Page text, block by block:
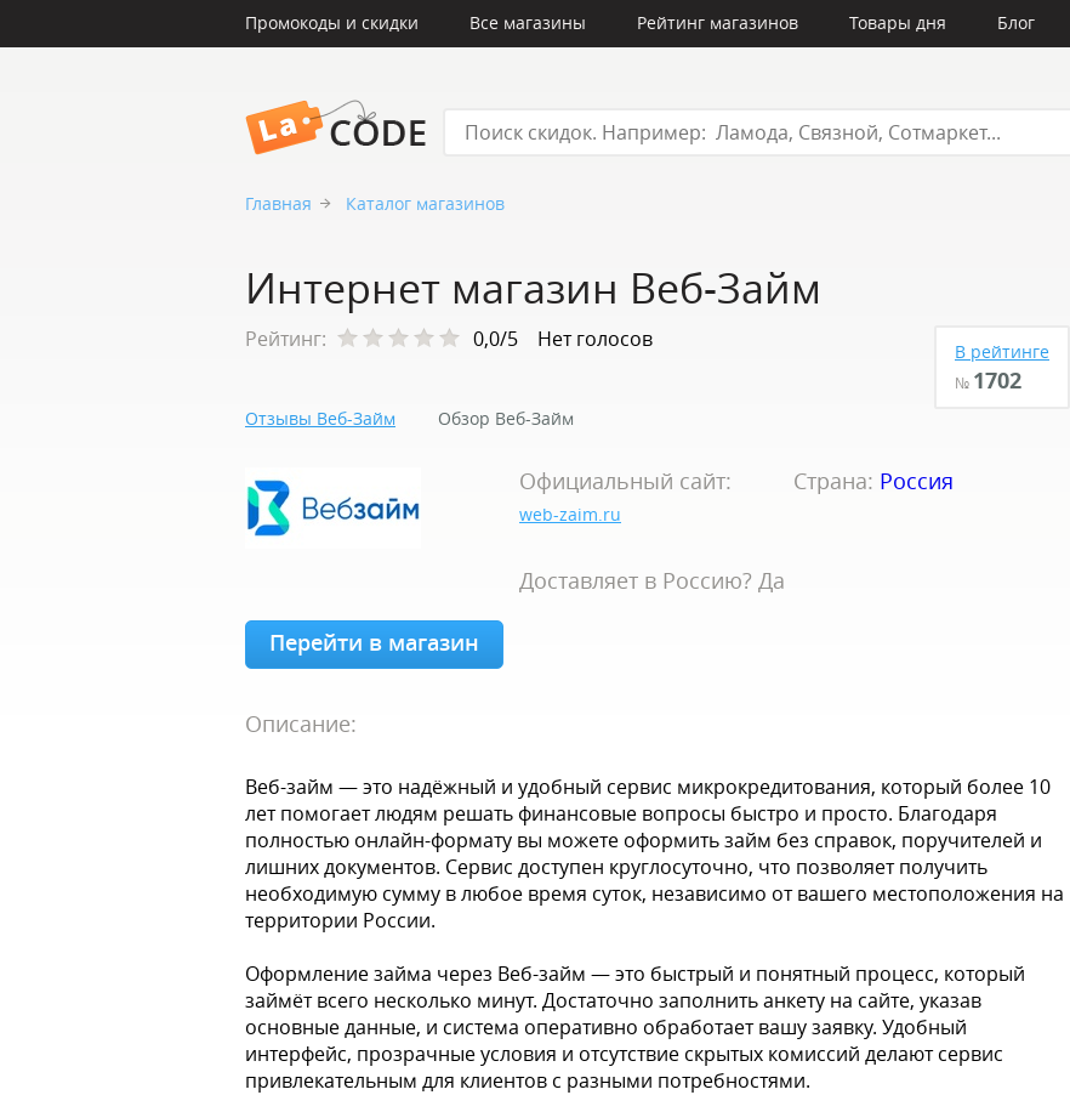
Промокоды и скидки Все магазины Рейтинг магазинов Товары дня Блог
Главная Каталог магазинов
Интернет магазин Веб-Займ
Рейтинг: 0,0/5 Нет голосов В рейтинге
№ 1702
Отзывы Веб-Займ Обзор Веб-Займ
Официальный сайт:
web-zaim.ru
Доставляет в Россию? Да
Страна: Россия
Перейти в магазин
Описание:
Веб-займ — это надёжный и удобный сервис микрокредитования, который более 10
лет помогает людям решать финансовые вопросы быстро и просто. Благодаря
полностью онлайн-формату вы можете оформить займ без справок, поручителей и
лишних документов. Сервис доступен круглосуточно, что позволяет получить
необходимую сумму в любое время суток, независимо от вашего местоположения на
территории России.
Оформление займа через Веб-займ — это быстрый и понятный процесс, который
займёт всего несколько минут. Достаточно заполнить анкету на сайте, указав
основные данные, и система оперативно обработает вашу заявку. Удобный
интерфейс, прозрачные условия и отсутствие скрытых комиссий делают сервис
привлекательным для клиентов с разными потребностями.